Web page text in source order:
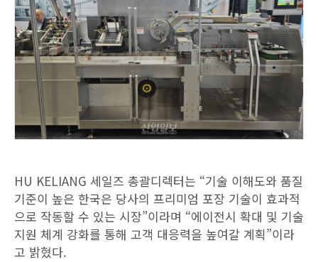
HU KELIANG 세일즈 총괄디렉터는 “기술 이해도와 품질
기준이 높은 한국은 당사의 프리미엄 포장 기술이 효과적
으로 작동할 수 있는 시장”이라며 “에이전시 확대 및 기술
지원 체계 강화를 통해 고객 대응력을 높여갈 계획”이라
고 밝혔다.